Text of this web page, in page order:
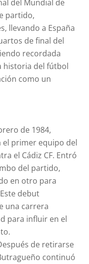
del Mundial de
partido,
llevando a España
de final del
recordada
historia del fútbol
como un
de 1984,
primer equipo del
el Cádiz CF. Entró
del partido,
en otro para
debut
una carrera
para influir en el
de retirarse
continuó